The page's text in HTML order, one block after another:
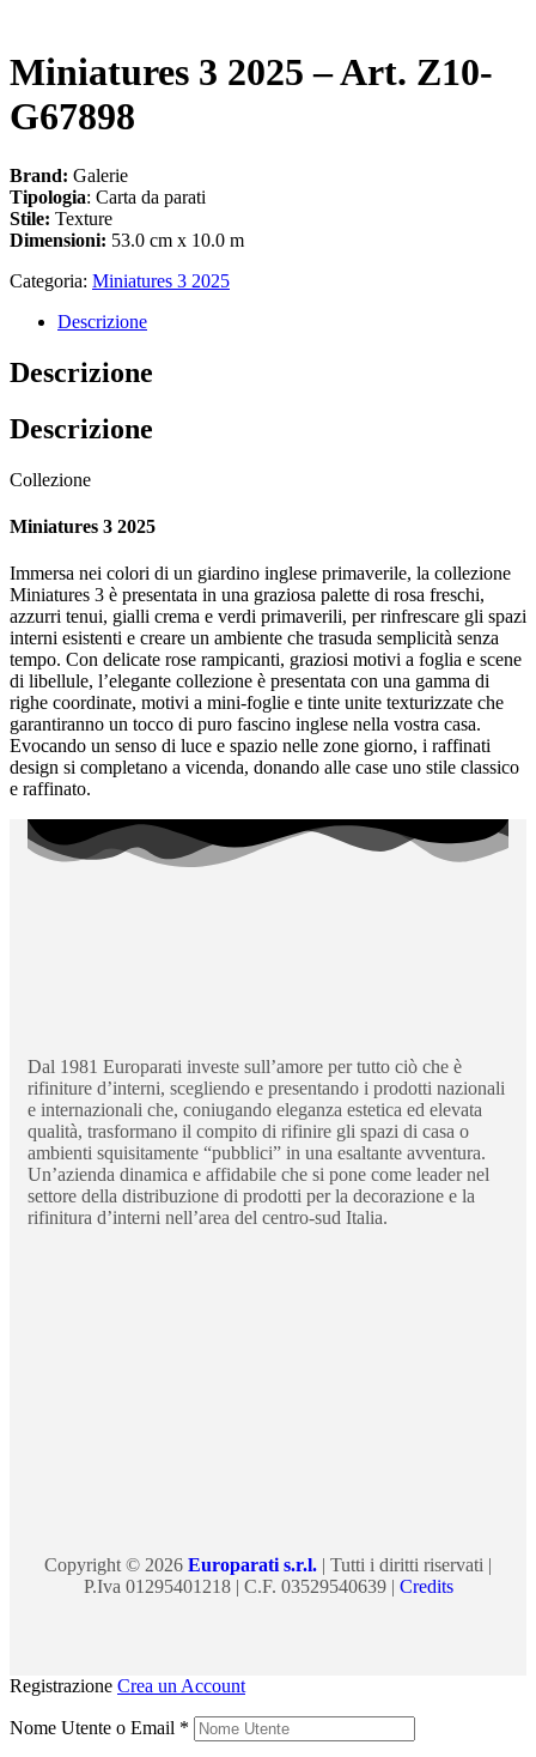
Miniatures 3 2025 – Art. Z10-
G67898
Brand: Galerie
Tipologia: Carta da parati
Stile: Texture
Dimensioni: 53.0 cm x 10.0 m
Categoria: Miniatures 3 2025
Descrizione
Descrizione
Descrizione
Collezione
Miniatures 3 2025
Immersa nei colori di un giardino inglese primaverile, la collezione
Miniatures 3 è presentata in una graziosa palette di rosa freschi,
azzurri tenui, gialli crema e verdi primaverili, per rinfrescare gli spazi
interni esistenti e creare un ambiente che trasuda semplicità senza
tempo. Con delicate rose rampicanti, graziosi motivi a foglia e scene
di libellule, l’elegante collezione è presentata con una gamma di
righe coordinate, motivi a mini-foglie e tinte unite texturizzate che
garantiranno un tocco di puro fascino inglese nella vostra casa.
Evocando un senso di luce e spazio nelle zone giorno, i raffinati
design si completano a vicenda, donando alle case uno stile classico
e raffinato.
Dal 1981 Europarati investe sull’amore per tutto ciò che è
rifiniture d’interni, scegliendo e presentando i prodotti nazionali
e internazionali che, coniugando eleganza estetica ed elevata
qualità, trasformano il compito di rifinire gli spazi di casa o
ambienti squisitamente “pubblici” in una esaltante avventura.
Un’azienda dinamica e affidabile che si pone come leader nel
settore della distribuzione di prodotti per la decorazione e la
rifinitura d’interni nell’area del centro-sud Italia.
Copyright © 2026 Europarati s.r.l. | Tutti i diritti riservati |
P.Iva 01295401218 | C.F. 03529540639 | Credits
Registrazione Crea un Account
Nome Utente o Email *